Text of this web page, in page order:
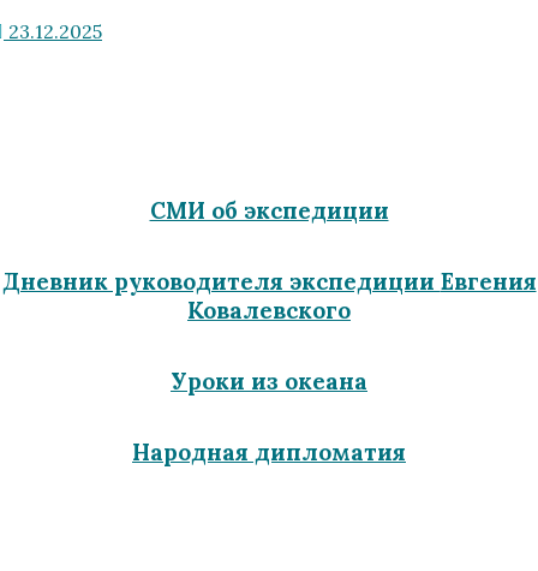
23.12.2025
СМИ об экспедиции
Дневник руководителя экспедиции Евгения
Ковалевского
Уроки из океана
Народная дипломатия